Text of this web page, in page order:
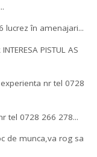
lucrez în amenajari...
PISTUL AS
nr tel 0728
tel 0728 266 278...
de munca,va rog sa